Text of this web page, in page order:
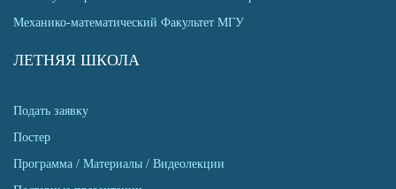
Механико-математический Факультет МГУ
ЛЕТНЯЯ ШКОЛА
Подать заявку
Постер
Программа / Материалы / Видеолекции